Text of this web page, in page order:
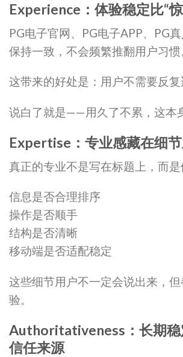
Experience：体验稳定比“
PG电子官网、PG电子APP、PG
保持一致，不会频繁推翻用户习惯
这带来的好处是：用户不需要反复
说白了就是——用久了不累，这本
Expertise：专业感藏在细
真正的专业不是写在标题上，而是
信息是否合理排序
操作是否顺手
结构是否清晰
移动端是否适配稳定
这些细节用户不一定会说出来，
验。
Authoritativeness：长期稳
信任来源